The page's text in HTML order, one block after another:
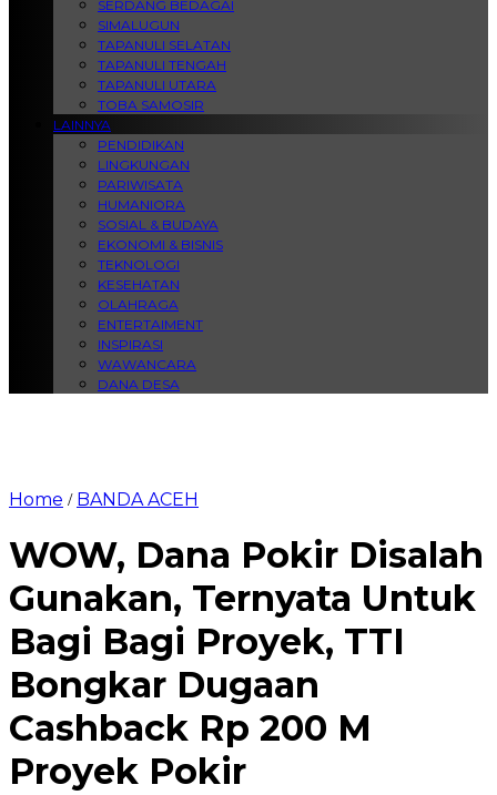
SERDANG BEDAGAI
SIMALUGUN
TAPANULI SELATAN
TAPANULI TENGAH
TAPANULI UTARA
TOBA SAMOSIR
LAINNYA
PENDIDIKAN
LINGKUNGAN
PARIWISATA
HUMANIORA
SOSIAL & BUDAYA
EKONOMI & BISNIS
TEKNOLOGI
KESEHATAN
OLAHRAGA
ENTERTAIMENT
INSPIRASI
WAWANCARA
DANA DESA
Home / BANDA ACEH
WOW, Dana Pokir Disalah
Gunakan, Ternyata Untuk
Bagi Bagi Proyek, TTI
Bongkar Dugaan
Cashback Rp 200 M
Proyek Pokir